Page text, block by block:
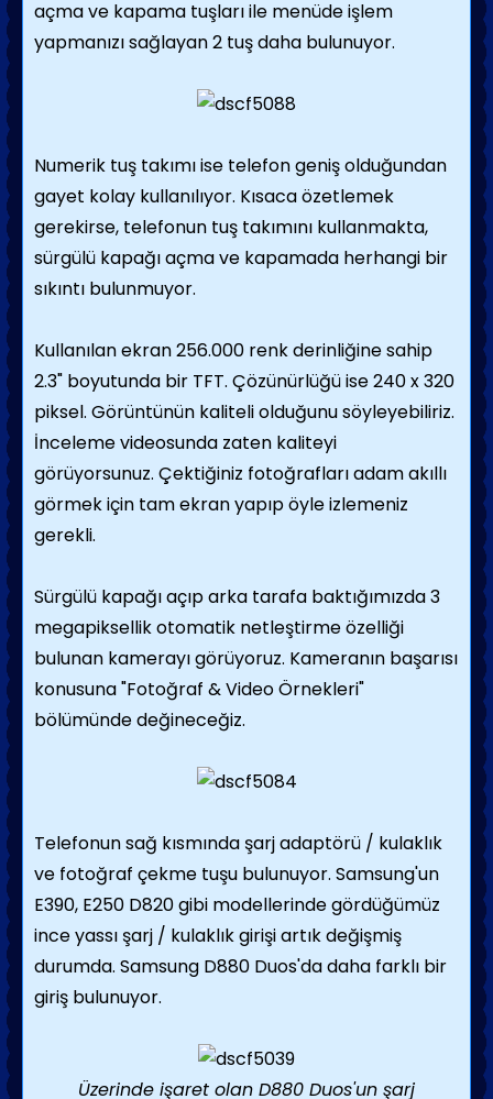
açma ve kapama tuşları ile menüde işlem
yapmanızı sağlayan 2 tuş daha bulunuyor.
Numerik tuş takımı ise telefon geniş olduğundan
gayet kolay kullanılıyor. Kısaca özetlemek
gerekirse, telefonun tuş takımını kullanmakta,
sürgülü kapağı açma ve kapamada herhangi bir
sıkıntı bulunmuyor.
Kullanılan ekran 256.000 renk derinliğine sahip
2.3" boyutunda bir TFT. Çözünürlüğü ise 240 x 320
piksel. Görüntünün kaliteli olduğunu söyleyebiliriz.
İnceleme videosunda zaten kaliteyi
görüyorsunuz. Çektiğiniz fotoğrafları adam akıllı
görmek için tam ekran yapıp öyle izlemeniz
gerekli.
Sürgülü kapağı açıp arka tarafa baktığımızda 3
megapiksellik otomatik netleştirme özelliği
bulunan kamerayı görüyoruz. Kameranın başarısı
konusuna "Fotoğraf & Video Örnekleri"
bölümünde değineceğiz.
Telefonun sağ kısmında şarj adaptörü / kulaklık
ve fotoğraf çekme tuşu bulunuyor. Samsung'un
E390, E250 D820 gibi modellerinde gördüğümüz
ince yassı şarj / kulaklık girişi artık değişmiş
durumda. Samsung D880 Duos'da daha farklı bir
giriş bulunuyor.
Üzerinde işaret olan D880 Duos'un şarj